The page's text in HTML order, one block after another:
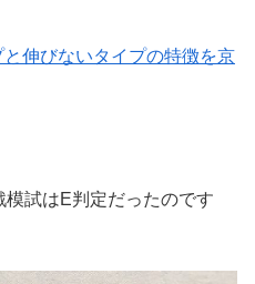
伸びないタイプの特徴を京
試はE判定だったのです